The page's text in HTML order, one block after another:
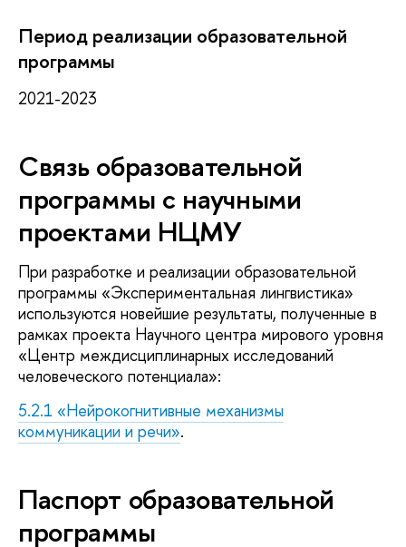
Период реализации образовательной
программы
2021-2023
Связь образовательной
программы с научными
проектами НЦМУ
При разработке и реализации образовательной
программы «Экспериментальная лингвистика»
используются новейшие результаты, полученные в
рамках проекта Научного центра мирового уровня
«Центр междисциплинарных исследований
человеческого потенциала»:
5.2.1 «Нейрокогнитивные механизмы
коммуникации и речи».
Паспорт образовательной
программы